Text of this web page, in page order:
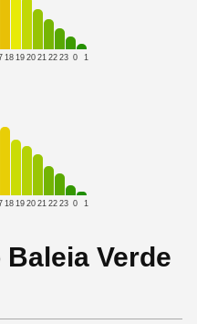
18 19 20 21 22 23 0 1
18 19 20 21 22 23 0 1
Verde